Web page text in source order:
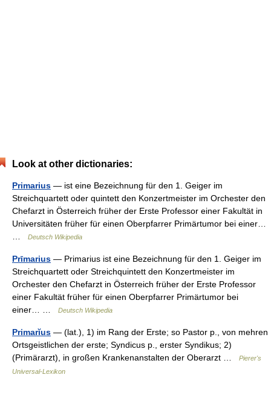
Look at other dictionaries:
Primarius — ist eine Bezeichnung für den 1. Geiger im
Streichquartett oder quintett den Konzertmeister im Orchester den
Chefarzt in Österreich früher der Erste Professor einer Fakultät in
Universitäten früher für einen Oberpfarrer Primärtumor bei einer…
Deutsch Wikipedia
Prīmarius — Primarius ist eine Bezeichnung für den 1. Geiger im
Streichquartett oder Streichquintett den Konzertmeister im
Orchester den Chefarzt in Österreich früher der Erste Professor
einer Fakultät früher für einen Oberpfarrer Primärtumor bei
einer… …
Deutsch Wikipedia
Primarĭus — (lat.), 1) im Rang der Erste; so Pastor p., von mehren
Ortsgeistlichen der erste; Syndicus p., erster Syndikus; 2)
(Primärarzt), in großen Krankenanstalten der Oberarzt …
Pierer's
Universal-Lexikon